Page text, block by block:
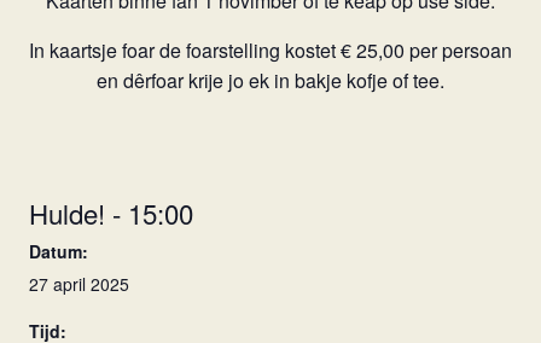
In kaartsje foar de foarstelling kostet € 25,00 per persoan
en dêrfoar krije jo ek in bakje kofje of tee.
Hulde! - 15:00
Datum:
27 april 2025
Tijd: